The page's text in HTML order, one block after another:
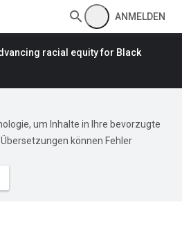
ANMELDEN
racial equity for Black
um Inhalte in Ihre bevorzugte
können Fehler